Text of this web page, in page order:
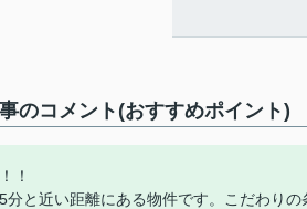
のコメント(おすすめポイント)
！
と近い距離にある物件です。こだわりの